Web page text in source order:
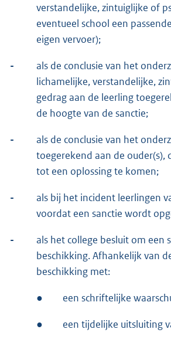
verstandelijke, zintuiglijke of
eventueel school een
eigen vervoer);
-
als de conclusie van het
lichamelijke, verstandelijke,
gedrag aan de leerling
de hoogte van de sanctie;
-
als de conclusie van het
toegerekend aan de ouder(s),
tot een oplossing te komen;
-
als bij het incident leerlingen
voordat een sanctie wordt
-
als het college besluit om een
beschikking. Afhankelijk van
beschikking met:
● een schriftelijke
● een tijdelijke uitsluiting